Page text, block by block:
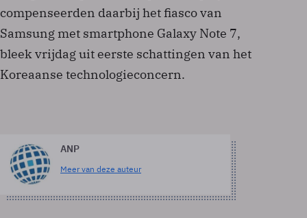
compenseerden daarbij het fiasco van
Samsung met smartphone Galaxy Note 7,
bleek vrijdag uit eerste schattingen van het
Koreaanse technologieconcern.
ANP
Meer van deze auteur